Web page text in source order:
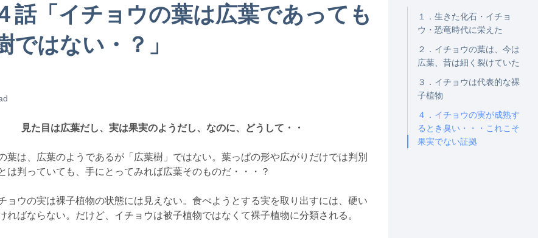
話「イチョウの葉は広葉であっても
ではない・？」
見た目は広葉だし、実は果実のようだし、なのに、どうして・・
葉は、広葉のようであるが「広葉樹」ではない。葉っぱの形や広がりだけでは判別
は判っていても、手にとってみれば広葉そのものだ・・・？
ョウの実は裸子植物の状態には見えない。食べようとする実を取り出すには、硬い
ればならない。だけど、イチョウは被子植物ではなくて裸子植物に分類される。
１．生きた化石・イチョ
ウ・恐竜時代に栄えた
２．イチョウの葉は、今は
広葉、昔は細く裂けていた
３．イチョウは代表的な裸
子植物
４．イチョウの実が成熟す
るとき臭い・・・これこそ
果実でない証拠